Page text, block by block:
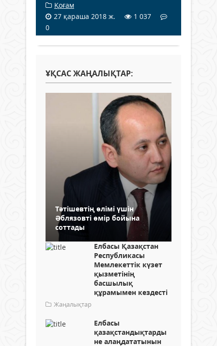
Қоғам
27 қараша 2018 ж.
1 037
0
ҰҚСАС ЖАҢАЛЫҚТАР:
Тәтішевтің өлімі үшін
Әблязовті өмір бойына
соттады
Елбасы Қазақстан
Республикасы
Мемлекеттік күзет
қызметінің
басшылық
құрамымен кездесті
Жаңалықтар
Елбасы
қазақстандықтарды
не алаңдататынын